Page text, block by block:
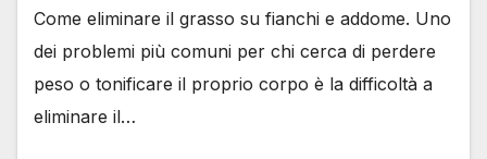
Come eliminare il grasso su fianchi e addome. Uno
dei problemi più comuni per chi cerca di perdere
peso o tonificare il proprio corpo è la difficoltà a
eliminare il…